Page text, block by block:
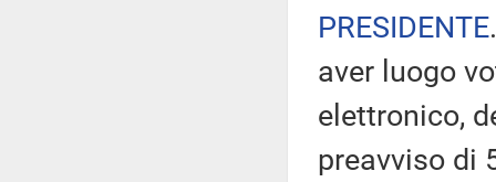
PRESIDENTE
aver luogo
elettronico,
preavviso di